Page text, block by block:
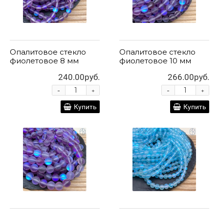
Опалитовое стекло
фиолетовое 8 мм
240.00руб.
+
-
Купить
Опалитовое стекло
фиолетовое 10 мм
266.00руб.
+
-
Купить